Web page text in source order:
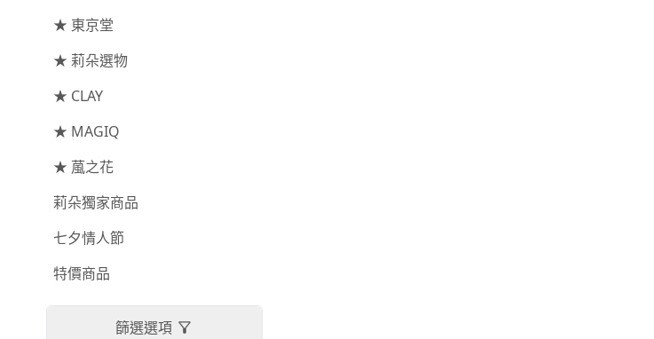
索拉花(僅花頭)
-
原色
莉朵獨家水染
大地農園
手工花
葉材⧸藤蔓
枝條
果實
花盤⧸底座
捧花架⧸吊架
藤圈⧸注連繩
提籃
線香
資材
★ 東京堂
★ 莉朵選物
★ CLAY
★ MAGIQ
★ 葻之花
莉朵獨家商品
七夕情人節
特價商品
篩選選項